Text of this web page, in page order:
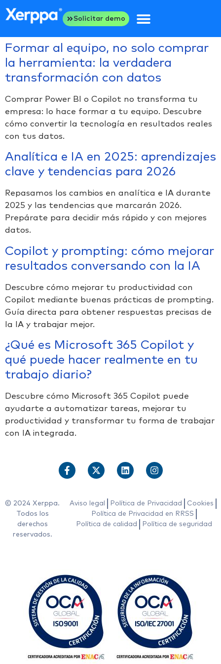
Solicitar demo
Formar al equipo, no solo comprar
la herramienta: la verdadera
transformación con datos
Comprar Power BI o Copilot no transforma tu
empresa: lo hace formar a tu equipo. Descubre
cómo convertir la tecnología en resultados reales
con tus datos.
Analítica e IA en 2025: aprendizajes
clave y tendencias para 2026
Repasamos los cambios en analítica e IA durante
2025 y las tendencias que marcarán 2026.
Prepárate para decidir más rápido y con mejores
datos.
Copilot y prompting: cómo mejorar
resultados conversando con la IA
Descubre cómo mejorar tu productividad con
Copilot mediante buenas prácticas de prompting.
Guía directa para obtener respuestas precisas de
la IA y trabajar mejor.
¿Qué es Microsoft 365 Copilot y
qué puede hacer realmente en tu
trabajo diario?
Descubre cómo Microsoft 365 Copilot puede
ayudarte a automatizar tareas, mejorar tu
productividad y transformar tu forma de trabajar
con IA integrada.
© 2024 Xerppa.
Todos los
derechos
reservados.
Aviso legal Política de Privacidad
Cookies
Política de Privacidad en RRSS
Política de calidad
Política de seguridad